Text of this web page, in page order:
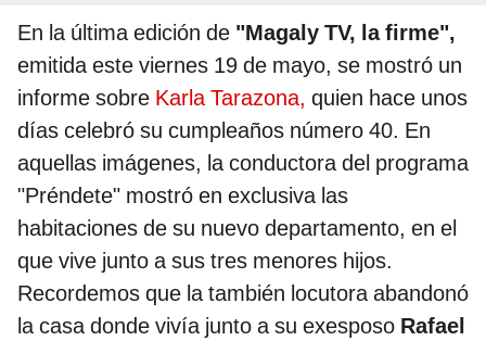
En la última edición de "Magaly TV, la firme",
emitida este viernes 19 de mayo, se mostró un
informe sobre Karla Tarazona, quien hace unos
días celebró su cumpleaños número 40. En
aquellas imágenes, la conductora del programa
"Préndete" mostró en exclusiva las
habitaciones de su nuevo departamento, en el
que vive junto a sus tres menores hijos.
Recordemos que la también locutora abandonó
la casa donde vivía junto a su exesposo Rafael